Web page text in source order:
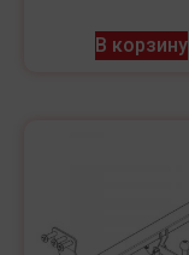
В корзину